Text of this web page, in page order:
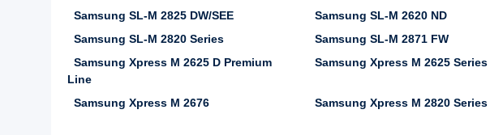
Samsung SL-M 2825 DW/SEE
Samsung SL-M 2620 ND
Samsung SL-M 2820 Series
Samsung SL-M 2871 FW
Samsung Xpress M 2625 D Premium
Line
Samsung Xpress M 2625 Series
Samsung Xpress M 2676 Samsung Xpress M 2820 Series